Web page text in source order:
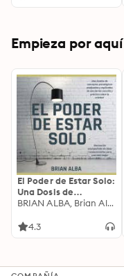
Empieza por aquí
El Poder de Estar Solo:
Una Dosis de
Motivación
Ideas Revolucionarias
BRIAN ALBA, Brian Alba
4.3